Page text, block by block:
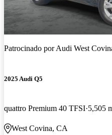
Patrocinado porAudi West
2025 Audi Q5
quattro Premium 40 TFSI 5,505
West Covina, CA